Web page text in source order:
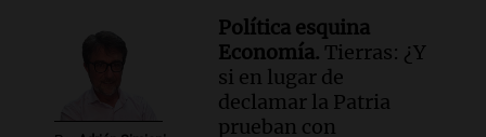
Política esquina
Economía. Tierras: ¿Y
si en lugar de
declamar la Patria
prueban con